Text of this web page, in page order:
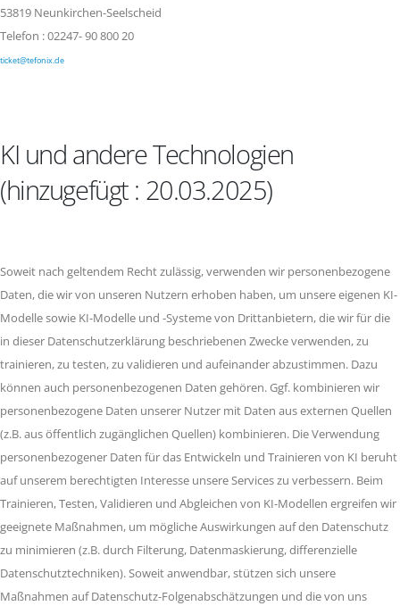
53819 Neunkirchen-Seelscheid
Telefon : 02247- 90 800 20
ticket@tefonix.de
KI und andere Technologien
(hinzugefügt : 20.03.2025)
Soweit nach geltendem Recht zulässig, verwenden wir personenbezogene
Daten, die wir von unseren Nutzern erhoben haben, um unsere eigenen KI-
Modelle sowie KI-Modelle und -Systeme von Drittanbietern, die wir für die
in dieser Datenschutzerklärung beschriebenen Zwecke verwenden, zu
trainieren, zu testen, zu validieren und aufeinander abzustimmen. Dazu
können auch personenbezogenen Daten gehören. Ggf. kombinieren wir
personenbezogene Daten unserer Nutzer mit Daten aus externen Quellen
(z.B. aus öffentlich zugänglichen Quellen) kombinieren. Die Verwendung
personenbezogener Daten für das Entwickeln und Trainieren von KI beruht
auf unserem berechtigten Interesse unsere Services zu verbessern. Beim
Trainieren, Testen, Validieren und Abgleichen von KI-Modellen ergreifen wir
geeignete Maßnahmen, um mögliche Auswirkungen auf den Datenschutz
zu minimieren (z.B. durch Filterung, Datenmaskierung, differenzielle
Datenschutztechniken). Soweit anwendbar, stützen sich unsere
Maßnahmen auf Datenschutz-Folgenabschätzungen und die von uns